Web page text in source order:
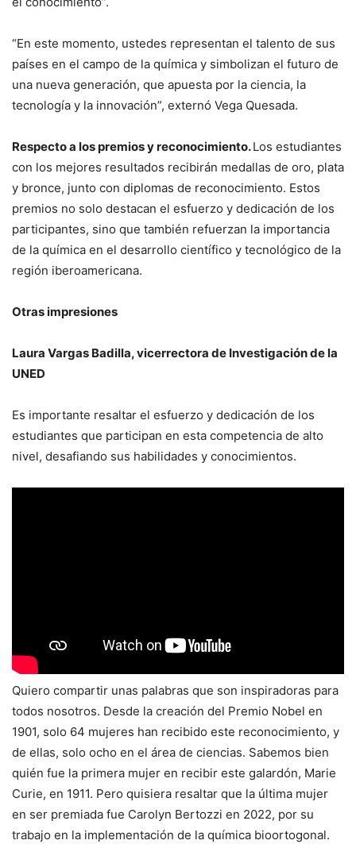
“En este momento, ustedes representan el talento de sus
países en el campo de la química y simbolizan el futuro de
una nueva generación, que apuesta por la ciencia, la
tecnología y la innovación”, externó Vega Quesada.
Respecto a los premios y reconocimiento.Los estudiantes
con los mejores resultados recibirán medallas de oro, plata
y bronce, junto con diplomas de reconocimiento. Estos
premios no solo destacan el esfuerzo y dedicación de los
participantes, sino que también refuerzan la importancia
de la química en el desarrollo científico y tecnológico de la
región iberoamericana.
Otras impresiones
Laura Vargas Badilla, vicerrectora de Investigación de la
UNED
Es importante resaltar el esfuerzo y dedicación de los
estudiantes que participan en esta competencia de alto
nivel, desafiando sus habilidades y conocimientos.
Quiero compartir unas palabras que son inspiradoras para
todos nosotros. Desde la creación del Premio Nobel en
1901, solo 64 mujeres han recibido este reconocimiento, y
de ellas, solo ocho en el área de ciencias. Sabemos bien
quién fue la primera mujer en recibir este galardón, Marie
Curie, en 1911. Pero quisiera resaltar que la última mujer
en ser premiada fue Carolyn Bertozzi en 2022, por su
trabajo en la implementación de la química bioortogonal.